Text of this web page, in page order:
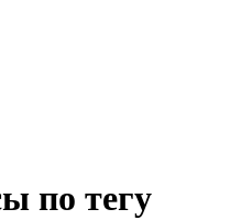
по тегу